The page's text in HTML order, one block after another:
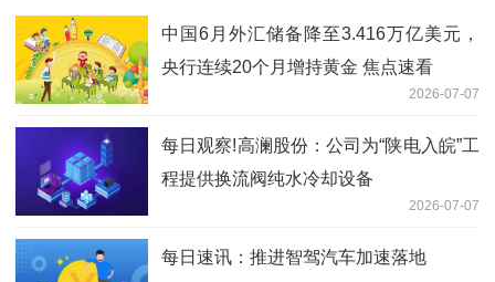
中国6月外汇储备降至3.416万亿美元，
央行连续20个月增持黄金 焦点速看
2026-07-07
每日观察!高澜股份：公司为“陕电入皖”工
程提供换流阀纯水冷却设备
2026-07-07
每日速讯：推进智驾汽车加速落地